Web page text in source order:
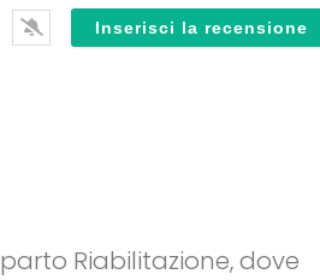
Riabilitazione, dove